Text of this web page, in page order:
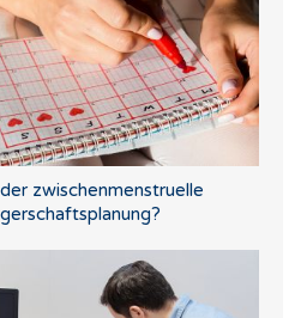
zwischenmenstruelle